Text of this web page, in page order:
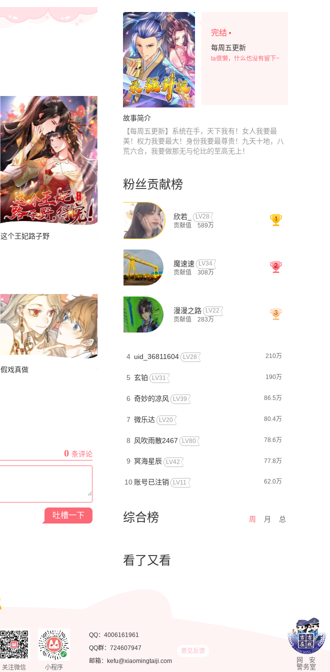
这个王妃路子野 逆天剑神
假戏真做 偷星九月天
0 条评论
吐槽一下
完结 ·
每周五更新
ta很懒，什么也没有留下~
故事简介
【每周五更新】系统在手，天下我有！女人我要最
美！权力我要最大！身份我要最尊贵！九天十地，八
荒六合，我要做那无与伦比的至高无上！
粉丝贡献榜
欣若_
LV28
贡献值
589万
魔速速
LV34
贡献值
308万
漫漫之路
LV22
贡献值
283万
4 uid_36811604 LV28 210万
5 玄铂 LV31 190万
6 奇妙的凉风 LV39 86.5万
7 微乐达 LV20 80.4万
8 风吹雨散2467 LV80 78.6万
9 冥海星辰 LV42 77.8万
10 账号已注销 LV11 62.0万
综合榜 周 月 总
看了又看
关注微信 小程序
QQ： 4006161961
QQ群： 724607947
邮箱：kefu@xiaomingtaiji.com
意见反馈
网 安
警务室